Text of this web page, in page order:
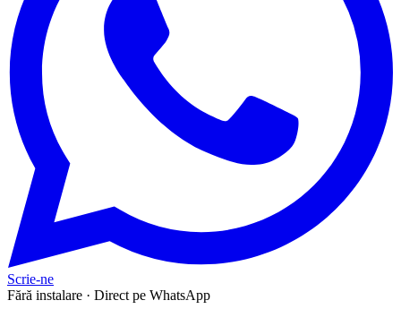
Scrie-ne
Fără instalare · Direct pe WhatsApp